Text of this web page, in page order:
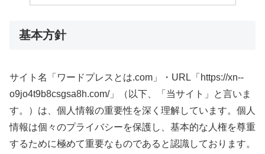
基本方針
サイト名「ワードプレスとは.com」・URL「https://xn--
o9jo4t9b8csgsa8h.com/」（以下、「当サイト」と言いま
す。）は、個人情報の重要性を深く理解しています。個人
情報は個々のプライバシーを保護し、基本的な人権を尊重
するために極めて重要なものであると認識しております。